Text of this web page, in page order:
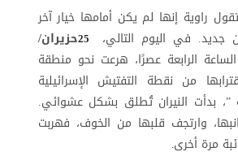
راوية إنها لم يكن أمامها خيار آخر
في اليوم التالي،
25حزيران/
الرابعة عصرًا، هرعت نحو منطقة
من نقطة التفتيش الإسرائيلية
”، بدأت النيران تُطلق بشكل عشوائي.
وارتجف قلبها من الخوف، فهربت
مرة أخرى.